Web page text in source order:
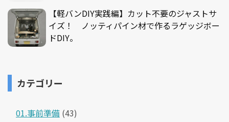
【軽バンDIY実践編】カット不要のジャストサ
イズ！ ノッティパイン材で作るラゲッジボー
ドDIY。
カテゴリー
01.事前準備 (43)